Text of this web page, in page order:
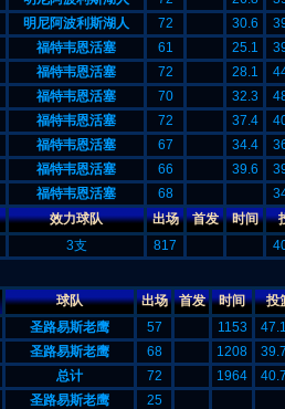
明尼阿波利斯湖人 72 30.6
福特韦恩活塞 61 25.1
福特韦恩活塞 72 28.1
福特韦恩活塞 70 32.3
福特韦恩活塞 72 37.4
福特韦恩活塞 67 34.4
福特韦恩活塞 66 39.6
福特韦恩活塞 68
效力球队 出场 首发 时间
3支 817
球队 出场 首发 时间
投
圣路易斯老鹰 57 1153
圣路易斯老鹰 68 1208
总计 72 1964
圣路易斯老鹰
25